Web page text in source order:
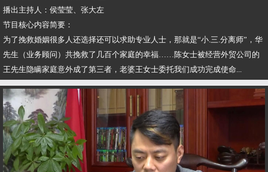
播出主持人：侯莹莹、张大左
节目核心内容简要：
为了挽救婚姻很多人还选择还可以求助专业人士，那就是“小.三.分离师”，华
先生（业务顾问）共挽救了几百个家庭的幸福……陈女士被经营外贸公司的
王先生隐瞒家庭意外成了第三者，老婆王女士委托我们成功完成使命...